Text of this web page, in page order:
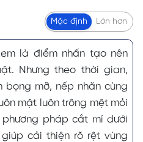
Mặc định Lớn hơn
là điểm nhấn tạo nên
Nhưng theo thời gian,
mỡ, nếp nhăn cùng
mặt luôn trông mệt mỏi
pháp cắt mí dưới
cải thiện rõ rệt vùng